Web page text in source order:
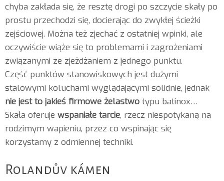
chyba zakłada się, że resztę drogi po szczycie skały po
prostu przechodzi się, docierając do zwykłej ścieżki
zejściowej. Można też zjechać z ostatniej wpinki, ale
oczywiście wiąże się to problemami i zagrożeniami
związanymi ze zjeżdżaniem z jednego punktu.
Część punktów stanowiskowych jest dużymi
stalowymi koluchami wyglądającymi solidnie, jednak
nie jest to jakieś firmowe żelastwo typu batinox…
Skała oferuje wspaniałe tarcie, rzecz niespotykaną na
rodzimym wapieniu, przez co wspinając się
korzystamy z odmiennej techniki.
Rolandův kámen